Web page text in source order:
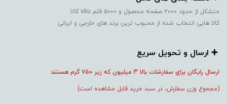
متشکل از حدود ۲۰۰۰ صفحه محصول و ۵۰۰۰ قلم sku کالا
کالا هایی انتخاب شده از محبوب ترین برند های خارجی و ایرانی
➕️ ارسال و تحویل سریع
ارسال رایگان برای سفارشات بالا 3 میلیون که زیر ۷۵۰ گرم هستند
(مجموع وزن سفارش، در سبد خرید قابل مشاهده است)